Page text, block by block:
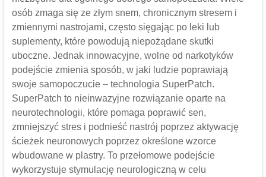
osób zmaga się ze złym snem, chronicznym stresem i
zmiennymi nastrojami, często sięgając po leki lub
suplementy, które powodują niepożądane skutki
uboczne. Jednak innowacyjne, wolne od narkotyków
podejście zmienia sposób, w jaki ludzie poprawiają
swoje samopoczucie – technologia SuperPatch.
SuperPatch to nieinwazyjne rozwiązanie oparte na
neurotechnologii, które pomaga poprawić sen,
zmniejszyć stres i podnieść nastrój poprzez aktywację
ścieżek neuronowych poprzez określone wzorce
wbudowane w plastry. To przełomowe podejście
wykorzystuje stymulację neurologiczną w celu